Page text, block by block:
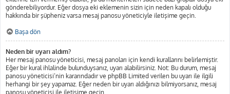
gönderebiliyordur. Eğer dosya eki eklemenin sizin için neden kapalı olduğu
hakkında bir şüpheniz varsa mesaj panosu yöneticiyle iletişime geçin.
Başa dön
Neden bir uyarı aldım?
Her mesaj panosu yöneticisi, mesaj panoları için kendi kurallarını belirlemiştir.
Eğer bir kural ihlalinde bulunduysanız, uyarı alabilirsiniz. Not: Bu durum, mesaj
panosu yöneticisi’nin kararındadır ve phpBB Limited verilen bu uyarı ile ilgili
herhangi bir şey yapamaz. Eğer neden bir uyarı aldığınızı bilmiyorsanız, mesaj
panosu yöneticisi ile iletişime geçin.